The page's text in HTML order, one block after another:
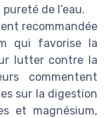
de l’eau.
recommandée
qui favorise la
lutter contre la
commentent
sur la digestion
et magnésium,